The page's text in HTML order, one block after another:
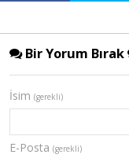
Bir Yorum Bırak
İsim (gerekli)
E-Posta (gerekli)